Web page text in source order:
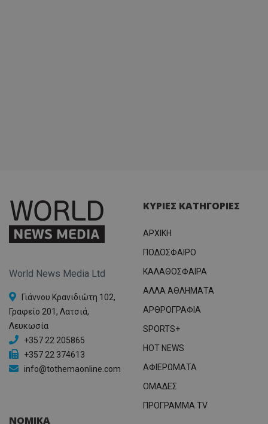
World News Media Ltd
Γιάννου Κρανιδιώτη 102,
Γραφείο 201, Λατσιά,
Λευκωσία
+357 22 205865
+357 22 374613
info@tothemaonline.com
ΚΥΡΙΕΣ ΚΑΤΗΓΟΡΙΕΣ
ΑΡΧΙΚΗ
ΠΟΔΟΣΦΑΙΡΟ
ΚΑΛΑΘΟΣΦΑΙΡΑ
ΑΛΛΑ ΑΘΛΗΜΑΤΑ
ΑΡΘΡΟΓΡΑΦΙΑ
SPORTS+
HOT NEWS
ΑΦΙΕΡΩΜΑΤΑ
ΟΜΑΔΕΣ
ΠΡΟΓΡΑΜΜΑ TV
ΝΟΜΙΚΑ